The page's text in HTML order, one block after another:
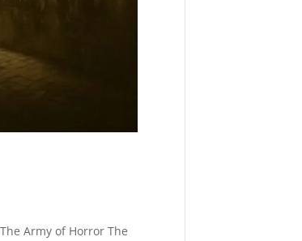
Army of Horror The